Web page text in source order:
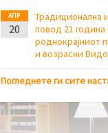
АПР
20
Традиционална
повод 21
роднокрајниот
и возрасни
Погледнете ги сите